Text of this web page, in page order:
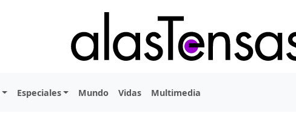
Especiales Mundo Vidas Multimedia